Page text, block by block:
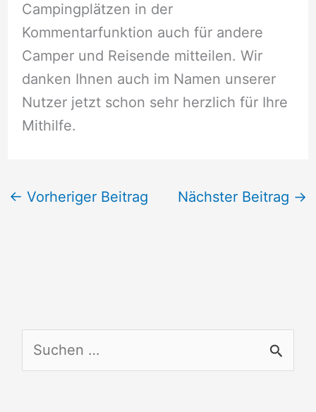
Campingplätzen in der
Kommentarfunktion auch für andere
Camper und Reisende mitteilen. Wir
danken Ihnen auch im Namen unserer
Nutzer jetzt schon sehr herzlich für Ihre
Mithilfe.
← Vorheriger Beitrag Nächster Beitrag →
u